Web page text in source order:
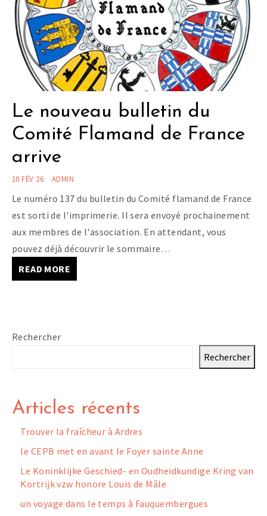
Le nouveau bulletin du
Comité Flamand de France
arrive
10 FÉV 26 ADMIN
Le numéro 137 du bulletin du Comité flamand de France
est sorti de l'imprimerie. Il sera envoyé prochainement
aux membres de l'association. En attendant, vous
pouvez déjà découvrir le sommaire…
READ MORE
Rechercher
Rechercher
Articles récents
Trouver la fraîcheur à Ardres
le CEPB met en avant le Foyer sainte Anne
Le Koninklijke Geschied- en Oudheidkundige Kring van
Kortrijk vzw honore Louis de Mâle
un voyage dans le temps à Fauquembergues